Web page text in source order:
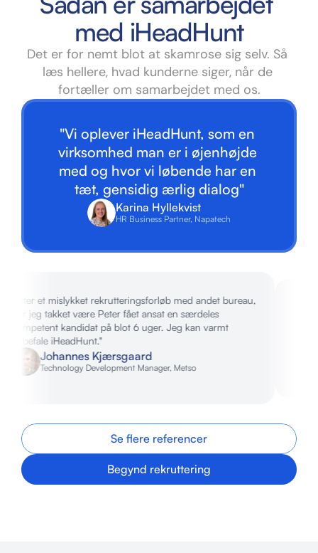
med iHeadHunt
Det er for nemt blot at skamrose sig selv. Så
læs hellere, hvad kunderne siger, når de
fortæller om samarbejdet med os.
"Vi oplever iHeadHunt, som en
virksomhed man er i øjenhøjde
med og hvor vi løbende har en
tæt, gensidig ærlig dialog"
Karina Hyllekvist
HR Business Partner, Napatech
et mislykket rekrutteringsforløb med andet bureau,
jeg takket være Peter fået ansat en særdeles
kandidat på blot 6 uger. Jeg kan varmt
Johannes Kjærsgaard
Technology Development Manager, Metso
Se flere referencer
Begynd rekruttering